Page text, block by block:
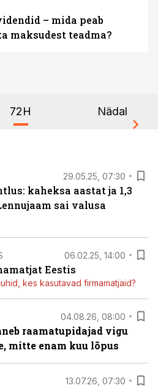
– mida peab
maksudest teadma?
72H Nädal
29.05.25, 07:30
kaheksa aastat ja 1,3
sai valusa
06.02.25, 14:00
Eestis
kes kasutavad firmamatjaid?
04.08.26, 08:00
raamatupidajad vigu
mitte enam kuu lõpus
13.07.26, 07:30